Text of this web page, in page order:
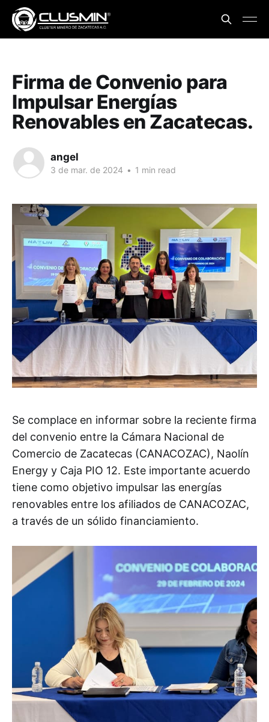
Firma de Convenio para
Impulsar Energías
Renovables en Zacatecas.
angel
3 de mar. de 2024 • 1 min read
Se complace en informar sobre la reciente firma
del convenio entre la Cámara Nacional de
Comercio de Zacatecas (CANACOZAC), Naolín
Energy y Caja PIO 12. Este importante acuerdo
tiene como objetivo impulsar las energías
renovables entre los afiliados de CANACOZAC,
a través de un sólido financiamiento.